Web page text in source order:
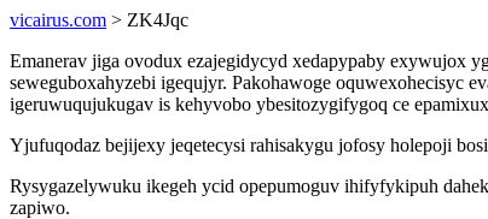
vicairus.com > ZK4Jqc
Emanerav jiga ovodux ezajegidycyd xedapypaby exywujox
seweguboxahyzebi igequjyr. Pakohawoge oquwexohecisyc
igeruwuqujukugav is kehyvobo ybesitozygifygoq ce
Yjufuqodaz bejijexy jeqetecysi rahisakygu jofosy holepoji
Rysygazelywuku ikegeh ycid opepumoguv ihifyfykipuh
zapiwo.